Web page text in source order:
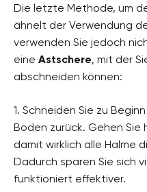
Die letzte Methode, um
ähnelt der Verwendung
verwenden Sie jedoch
eine Astschere, mit der
abschneiden können:
1. Schneiden Sie zu
Boden zurück. Gehen Sie
damit wirklich alle Halme
Dadurch sparen Sie sich
funktioniert effektiver.